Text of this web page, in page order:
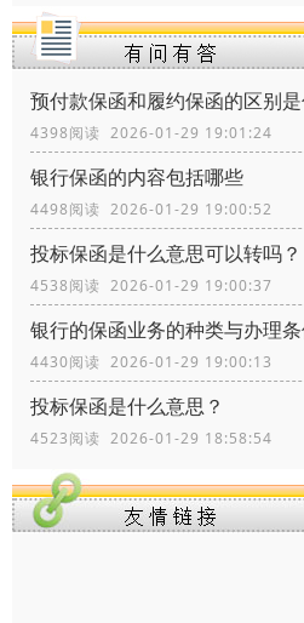
预付款保函和履约保函的区别是
4398阅读 2026-01-29 19:01:24
银行保函的内容包括哪些
4498阅读 2026-01-29 19:00:52
投标保函是什么意思可以转吗？
4538阅读 2026-01-29 19:00:37
银行的保函业务的种类与办理
4430阅读 2026-01-29 19:00:13
投标保函是什么意思？
4523阅读 2026-01-29 18:58:54